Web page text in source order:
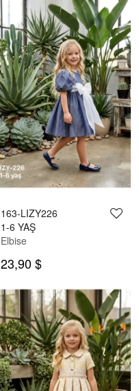
163-LIZY226
1-6 YAŞ
Elbise
23,90 $